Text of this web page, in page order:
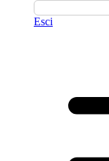
Esci